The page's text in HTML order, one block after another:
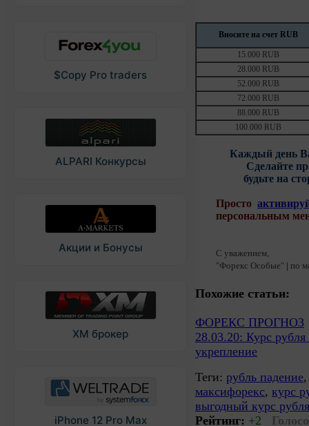
$Copy Pro traders
ALPARI Конкурсы
Акции и Бонусы
XM брокер
iPhone 12 Pro Max
Вносите на счет RUB
15.000 RUB
28.000 RUB
52.000 RUB
72.000 RUB
88.000 RUB
100.000 RUB
Каждый день
Cделайте
будьте на
Просто
персональным
С уважением,
"Форекс Особые" | по
Похожие статьи:
ФОРЕКС ПРОГНОЗ
28.03.20: Курс рубля
укрепление
Теги: рубль падение
максифорекс, курс
выгодный курс рубля
Рейтинг: +2